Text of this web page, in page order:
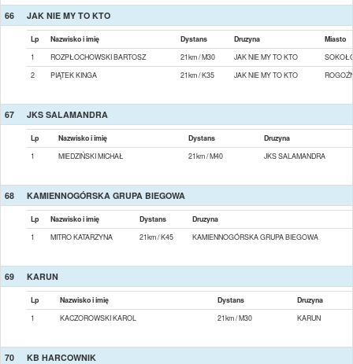
66 JAK NIE MY TO KTO
Lp Nazwisko i imię Dystans Druzyna
Miasto
1
ROZPŁOCHOWSKI BARTOSZ 21km / M30 JAK NIE MY TO KTO
2
PIĄTEK KINGA 21km / K35 JAK NIE MY TO KTO
67 JKS SALAMANDRA
Lp Nazwisko i imię Dystans
Druzyna
1
MIEDZIŃSKI MICHAŁ 21km / M40 JKS SALAMANDRA
68 KAMIENNOGÓRSKA GRUPA BIEGOWA
Lp Nazwisko i imię Dystans
Druzyna
1
MITRO KATARZYNA 21km / K45 KAMIENNOGÓRSKA GRUPA BIEGOWA
69 KARUN
Lp Nazwisko i imię Dystans
Druzyna
1
KACZOROWSKI KAROL 21km / M30 KARUN
70 KB HARCOWNIK